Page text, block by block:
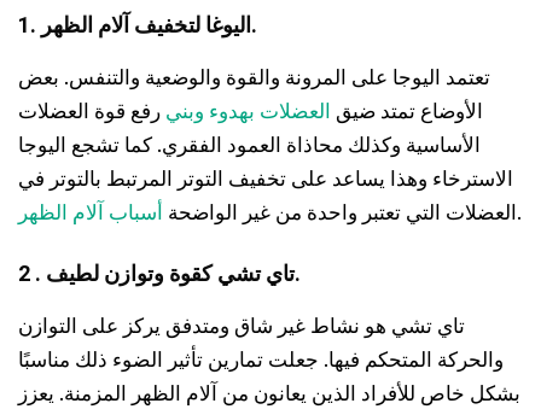
1. اليوغا لتخفيف آلام الظهر.
تعتمد اليوجا على المرونة والقوة والوضعية والتنفس. بعض
الأوضاع تمتد ضيق
العضلات بهدوء وبني رفع قوة العضلات
الأساسية وكذلك محاذاة العمود الفقري. كما تشجع اليوجا
الاسترخاء وهذا يساعد على تخفيف التوتر المرتبط بالتوتر في
العضلات التي تعتبر واحدة من غير الواضحة
أسباب آلام الظهر .
2 . تاي تشي كقوة وتوازن لطيف.
تاي تشي هو نشاط غير شاق ومتدفق يركز على التوازن
والحركة المتحكم فيها. جعلت تمارين تأثير الضوء ذلك مناسبًا
بشكل خاص للأفراد الذين يعانون من آلام الظهر المزمنة. يعزز